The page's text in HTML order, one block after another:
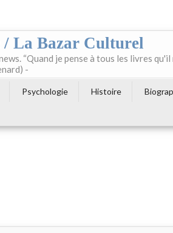
La Bazar Culturel
“Quand je pense à tous les livres qu'il
-
Psychologie Histoire